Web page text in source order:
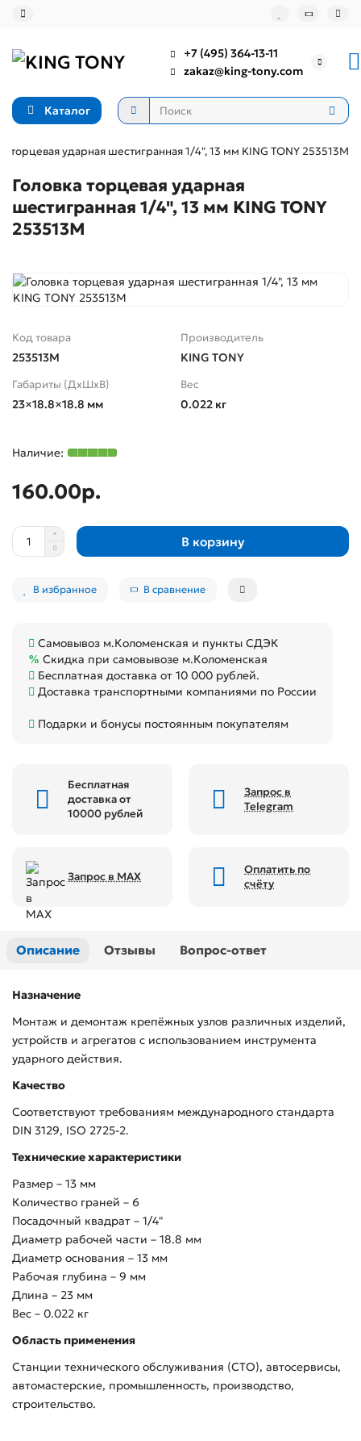
+7 (495) 364-13-11
zakaz@king-tony.com
Каталог
торцевая ударная шестигранная 1/4", 13 мм KING TONY 253513M
Головка торцевая ударная
шестигранная 1/4", 13 мм KING TONY
253513M
Код товара
253513M
Производитель
KING TONY
Габариты (ДхШхВ)
23×18.8×18.8 мм
Вес
0.022 кг
160.00р.
В корзину
В избранное В сравнение
Самовывоз м.Коломенская и пункты СДЭК
Скидка при самовывозе м.Коломенская
Бесплатная доставка от 10 000 рублей.
Доставка транспортными компаниями по России
Подарки и бонусы постоянным покупателям
Бесплатная
доставка от
10000 рублей
Запрос в
Telegram
Запрос в MAX
Оплатить по
счёту
Описание Отзывы Вопрос-ответ
Назначение
Монтаж и демонтаж крепёжных узлов различных изделий,
устройств и агрегатов с использованием инструмента
ударного действия.
Качество
Соответствуют требованиям международного стандарта
DIN 3129, ISO 2725-2.
Технические характеристики
Размер – 13 мм
Количество граней – 6
Посадочный квадрат – 1/4"
Диаметр рабочей части – 18.8 мм
Диаметр основания – 13 мм
Рабочая глубина – 9 мм
Длина – 23 мм
Вес – 0.022 кг
Область применения
Станции технического обслуживания (СТО), автосервисы,
автомастерские, промышленность, производство,
строительство.